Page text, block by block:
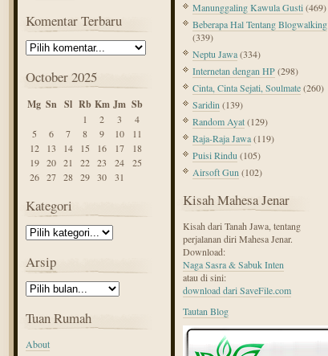
Komentar Terbaru
October 2025
Mg Sn Sl Rb Km Jm Sb
1 2 3
4
5
6 7 8 9 10
11
12
13 14 15 16 17
18
19 20 21 22 23 24
25
26 27 28 29 30 31
Kategori
Arsip
Tuan Rumah
About
Manunggaling Kawula Gusti(469)
Beberapa Hal Tentang Blogwalking
(339)
Neptu Jawa(334)
Internetan dengan HP(298)
Cinta, Cinta Sejati, Soulmate(260)
Saridin (139)
Random Ayat(129)
Raja-Raja Jawa(119)
Puisi Rindu (105)
Airsoft Gun (102)
Kisah Mahesa Jenar
Kisah dari Tanah Jawa, tentang
perjalanan diri Mahesa Jenar.
Download:
Naga Sasra & Sabuk Inten
atau di sini:
download dari SaveFile.com
Tautan Blog